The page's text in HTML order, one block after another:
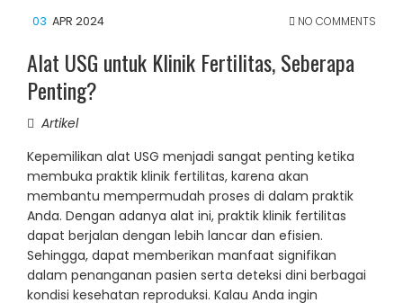
03 APR 2024 NO COMMENTS
Alat USG untuk Klinik Fertilitas, Seberapa
Penting?
Artikel
Kepemilikan alat USG menjadi sangat penting ketika
membuka praktik klinik fertilitas, karena akan
membantu mempermudah proses di dalam praktik
Anda. Dengan adanya alat ini, praktik klinik fertilitas
dapat berjalan dengan lebih lancar dan efisien.
Sehingga, dapat memberikan manfaat signifikan
dalam penanganan pasien serta deteksi dini berbagai
kondisi kesehatan reproduksi. Kalau Anda ingin